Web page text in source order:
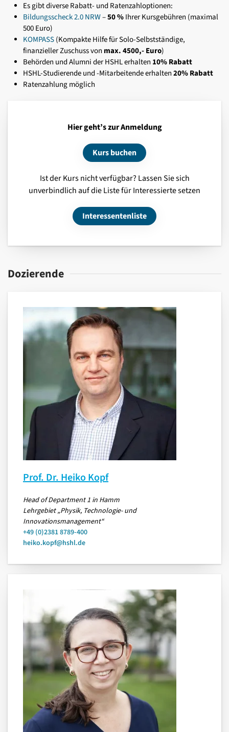
Es gibt diverse Rabatt- und Ratenzahloptionen:
Bildungsscheck 2.0 NRW–50 %Ihrer Kursgebühren (maximal
500 Euro)
KOMPASS(Kompakte Hilfe für Solo-Selbstständige,
finanzieller Zuschuss von max. 4500,- Euro)
Behörden und Alumni der HSHL erhalten 10% Rabatt
HSHL-Studierende und -Mitarbeitende erhalten20% Rabatt
Ratenzahlung möglich
Hier geht’s zur Anmeldung
Kurs buchen
Ist der Kurs nicht verfügbar? Lassen Sie sich
unverbindlich auf die Liste für Interessierte setzen
Interessentenliste
Dozierende
Prof. Dr. Heiko Kopf
Head of Department 1 in Hamm
Lehrgebiet „Physik, Technologie- und
Innovationsmanagement“
+49 (0)2381 8789-400
heiko.kopf@hshl.de